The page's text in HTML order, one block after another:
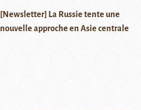
[Newsletter] La Russie tente une
nouvelle approche en Asie centrale